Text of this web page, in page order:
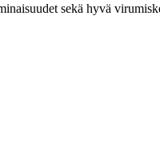
sekä hyvä